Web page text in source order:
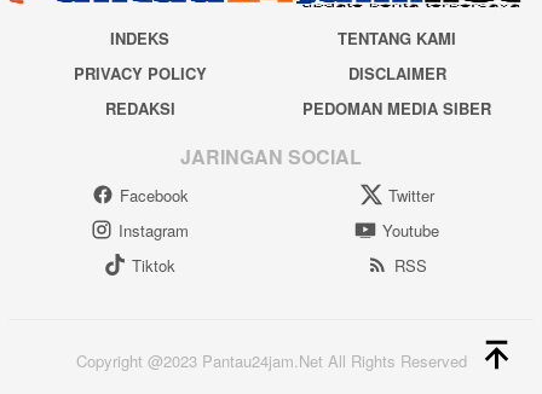
INDEKS
TENTANG KAMI
PRIVACY POLICY
DISCLAIMER
REDAKSI
PEDOMAN MEDIA SIBER
JARINGAN SOCIAL
Facebook
Twitter
Instagram
Youtube
Tiktok
RSS
Copyright @2023 Pantau24jam.Net All Rights Reserved